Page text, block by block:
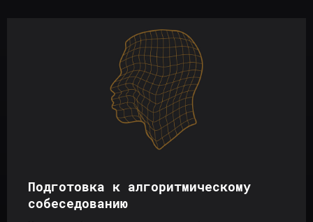
Подготовка к алгоритмическому
собеседованию